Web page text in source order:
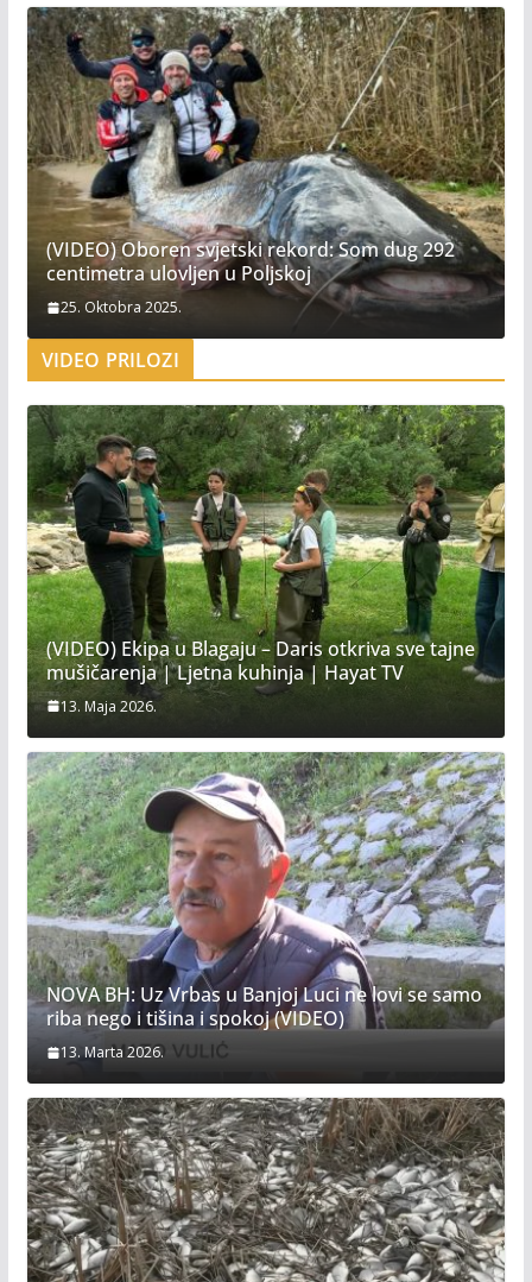
(VIDEO) Oboren svjetski rekord: Som dug 292
centimetra ulovljen u Poljskoj
25. Oktobra 2025.
VIDEO PRILOZI
(VIDEO) Ekipa u Blagaju – Daris otkriva sve tajne
mušičarenja | Ljetna kuhinja | Hayat TV
13. Maja 2026.
NOVA BH: Uz Vrbas u Banjoj Luci ne lovi se samo
riba nego i tišina i spokoj (VIDEO)
13. Marta 2026.